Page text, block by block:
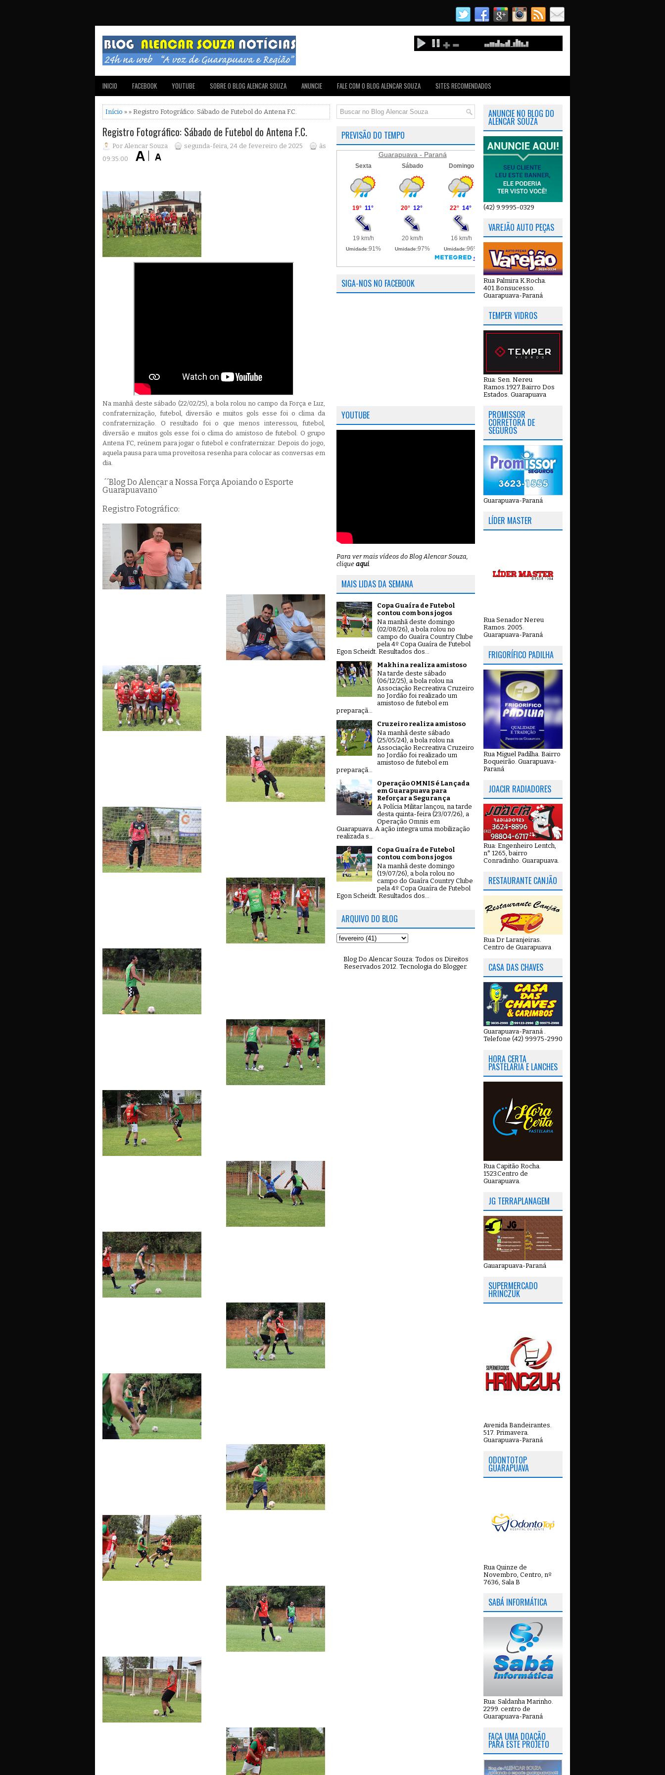
INICIO FACEBOOK YOUTUBE SOBRE O BLOG ALENCAR SOUZA ANUNCIE FALE COM O BLOG ALENCAR SOUZA SITES RECOMENDADOS
Início » » Registro Fotográfico: Sábado de Futebol do Antena F.C.
Registro Fotográfico: Sábado de Futebol do Antena F.C.
Por Alencar Souza segunda-feira, 24 de fevereiro de 2025
às
09:35:00
Na manhã deste sábado (22/02/25), a bola rolou no campo da Força e Luz,
confraternização, futebol, diversão e muitos gols esse foi o clima da
confraternização. O resultado foi o que menos interessou, futebol,
diversão e muitos gols esse foi o clima do amistoso de futebol. O grupo
Antena FC, reúnem para jogar o futebol e confraternizar. Depois do jogo,
aquela pausa para uma proveitosa resenha para colocar as conversas em
dia.
´´Blog Do Alencar a Nossa Força Apoiando o Esporte
Guarapuavano``
Registro Fotográfico:
PREVISÃO DO TEMPO
Guarapuava - Paraná
SIGA-NOS NO FACEBOOK
YOUTUBE
Para ver mais vídeos do Blog Alencar Souza,
clique aqui.
MAIS LIDAS DA SEMANA
Copa Guaíra de Futebol
contou com bons jogos
Na manhã deste domingo
(02/08/26), a bola rolou no
campo do Guaíra Country Clube
pela 4º Copa Guaíra de Futebol
Egon Scheidt. Resultados dos...
Makhina realiza amistoso
Na tarde deste sábado
(06/12/25), a bola rolou na
Associação Recreativa Cruzeiro
no Jordão foi realizado um
amistoso de futebol em
preparaçã...
Cruzeiro realiza amistoso
Na manhã deste sábado
(25/05/24), a bola rolou na
Associação Recreativa Cruzeiro
no Jordão foi realizado um
amistoso de futebol em
preparaçã...
Operação OMNIS é Lançada
em Guarapuava para
Reforçar a Segurança
A Polícia Militar lançou, na tarde
desta quinta-feira (23/07/26), a
Operação Omnis em
Guarapuava. A ação integra uma mobilização
realizada s...
Copa Guaíra de Futebol
contou com bons jogos
Na manhã deste domingo
(19/07/26), a bola rolou no
campo do Guaíra Country Clube
pela 4º Copa Guaíra de Futebol
Egon Scheidt. Resultados dos...
ARQUIVO DO BLOG
Blog Do Alencar Souza: Todos os Direitos
Reservados 2012. Tecnologia do Blogger.
ANUNCIE NO BLOG DO
ALENCAR SOUZA
(42) 9.9995-0329
VAREJÃO AUTO PEÇAS
Rua Palmira K.Rocha.
401.Bonsucesso.
Guarapuava-Paraná
TEMPER VIDROS
Rua: Sen. Nereu
Ramos.1927.Bairro Dos
Estados. Guarapuava
PROMISSOR
CORRETORA DE
SEGUROS
Guarapuava-Paraná
LÍDER MASTER
Rua Senador Nereu
Ramos. 2005.
Guarapuava-Paraná
FRIGORÍFICO PADILHA
Rua Miguel Padilha. Bairro
Boqueirão. Guarapuava-
Paraná
JOACIR RADIADORES
Rua: Engenheiro Lentch,
n° 1265, bairro
Conradinho. Guarapuava.
RESTAURANTE CANJÃO
Rua Dr Laranjeiras.
Centro de Guarapuava
CASA DAS CHAVES
Guarapuava-Paraná .
Telefone (42) 99975-2990
HORA CERTA
PASTELARIA E LANCHES
Rua Capitão Rocha.
1523.Centro de
Guarapuava.
JG TERRAPLANAGEM
Gauarapuava-Paraná
SUPERMERCADO
HRINCZUK
Avenida Bandeirantes.
517. Primavera.
Guarapuava-Paraná
ODONTOTOP
GUARAPUAVA
Rua Quinze de
Novembro, Centro, nº
7636, Sala B
SABÁ INFORMÁTICA
Rua: Saldanha Marinho.
2299. centro de
Guarapuava-Paraná
FAÇA UMA DOAÇÃO
PARA ESTE PROJETO